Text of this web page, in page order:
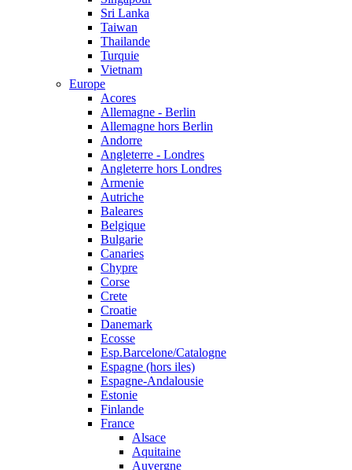
Sri Lanka
Taiwan
Thailande
Turquie
Vietnam
Europe
Acores
Allemagne - Berlin
Allemagne hors Berlin
Andorre
Angleterre - Londres
Angleterre hors Londres
Armenie
Autriche
Baleares
Belgique
Bulgarie
Canaries
Chypre
Corse
Crete
Croatie
Danemark
Ecosse
Esp.Barcelone/Catalogne
Espagne (hors iles)
Espagne-Andalousie
Estonie
Finlande
France
Alsace
Aquitaine
Auvergne